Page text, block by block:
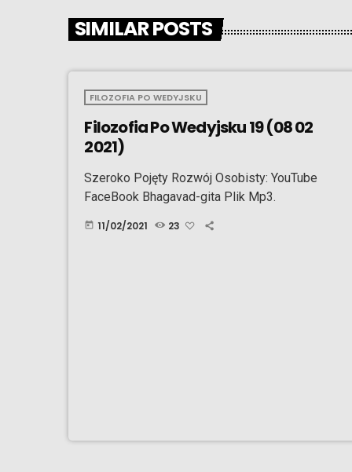
SIMILAR POSTS
FILOZOFIA PO WEDYJSKU
Filozofia Po Wedyjsku 19 (08 02
2021)
Szeroko Pojęty Rozwój Osobisty: YouTube
FaceBook Bhagavad-gita Plik Mp3.
today 11/02/2021 23